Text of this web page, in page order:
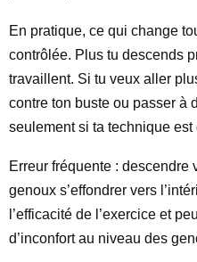
En pratique, ce qui change
contrôlée. Plus tu descends
travaillent. Si tu veux aller
contre ton buste ou passer à
seulement si ta technique est
Erreur fréquente :
genoux s’effondrer vers
l’efficacité de l’exercice et
d’inconfort au niveau des